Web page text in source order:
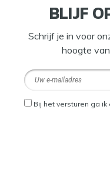
BLIJF
Schrijf je in voor
hoogte
Bij het versturen ga